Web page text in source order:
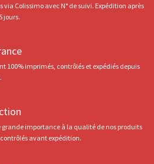
via Colissimo avec N° de suivi. Expédition après
jours.
100% imprimés, contrôlés et expédiés depuis
importance à la qualité de nos produits
avant expédition.